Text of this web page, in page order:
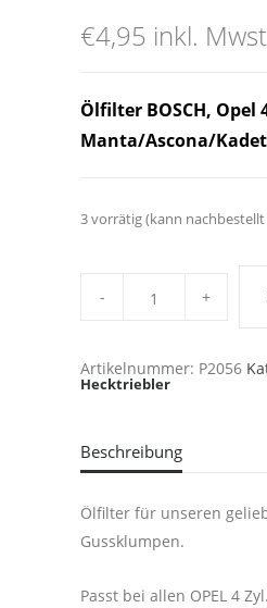
€4,95 inkl.
Ölfilter BOSCH, Opel
Manta/Ascona/
3 vorrätig (kann
BOSCH,
Motor,
Manta/Ascona/Kadett/GT/
Artikelnummer: P2056
Hecktriebler
Beschreibung
Ölfilter für unseren
Gussklumpen.
Passt bei allen OPEL 4